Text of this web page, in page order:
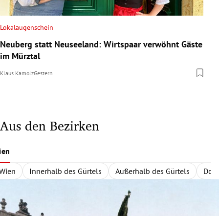
Lokalaugenschein
Neuberg statt Neuseeland: Wirtspaar verwöhnt Gäste
im Mürztal
Klaus KamolzGestern
Aus den Bezirken
Innerhalb des Gürtels Außerhalb des Gürtels